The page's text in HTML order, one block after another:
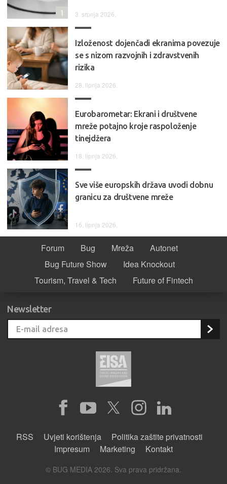
3. srpnja 2026.
1
Izloženost dojenčadi ekranima povezuje
se s nizom razvojnih i zdravstvenih
rizika
28. lipnja 2026.
Eurobarometar: Ekrani i društvene
mreže potajno kroje raspoloženje
tinejdžera
18. lipnja 2026.
Sve više europskih država uvodi dobnu
granicu za društvene mreže
16. lipnja 2026.
Forum Bug Mreža
Autonet
Bug Future Show
Idea Knockout
Tourism, Travel & Tech
Future of Fintech
Newsletter
RSS Uvjeti korištenja
Politika zaštite privatnosti
Impresum
Marketing Kontakt
© BUG MEDIA 2026. Sva prava pridržana.